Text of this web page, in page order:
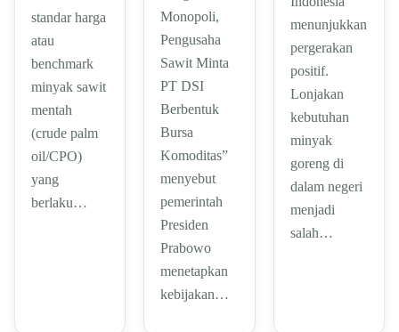
standar harga
atau
benchmark
minyak sawit
mentah
(crude palm
oil/CPO)
yang
berlaku…
Monopoli,
Pengusaha
Sawit Minta
PT DSI
Berbentuk
Bursa
Komoditas”
menyebut
pemerintah
Presiden
Prabowo
menetapkan
kebijakan…
menunjukkan
pergerakan
positif.
Lonjakan
kebutuhan
minyak
goreng di
dalam negeri
menjadi
salah…